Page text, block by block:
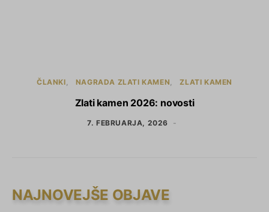
ČLANKI NAGRADA ZLATI KAMEN ZLATI KAMEN
Zlati kamen 2026: novosti
7. FEBRUARJA, 2026
NAJNOVEJŠE OBJAVE